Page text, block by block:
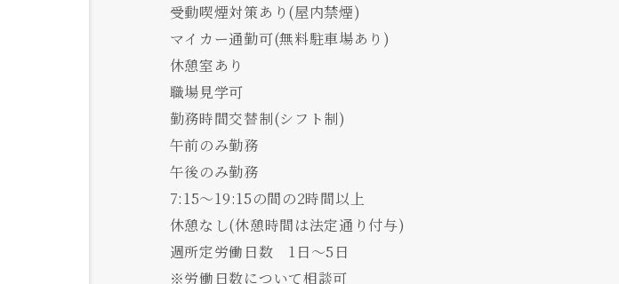
受動喫煙対策あり(屋内禁煙)
マイカー通勤可(無料駐車場あり)
休憩室あり
職場見学可
勤務時間交替制(シフト制)
午前のみ勤務
午後のみ勤務
7:15～19:15の間の2時間以上
休憩なし(休憩時間は法定通り付与)
週所定労働日数 1日～5日
※労働日数について相談可